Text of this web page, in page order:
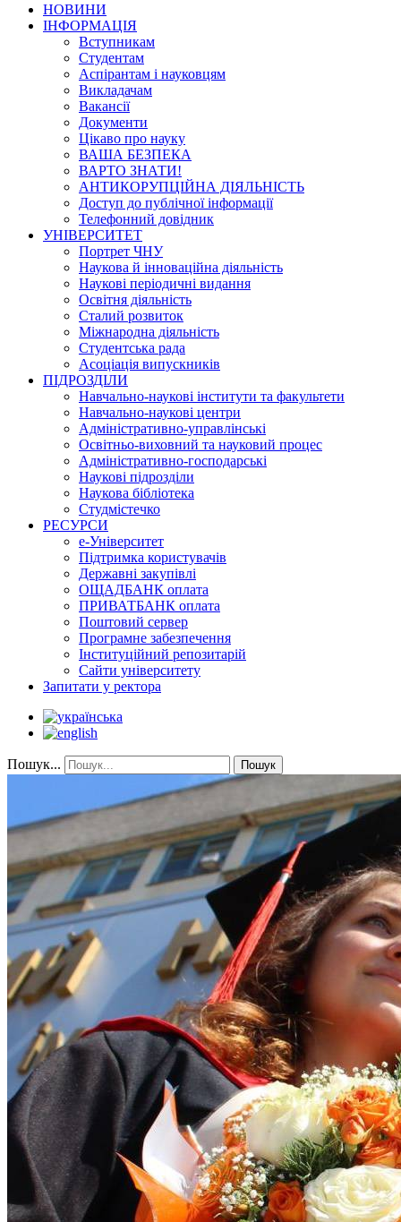
НОВИНИ
ІНФОРМАЦІЯ
Вступникам
Студентам
Аспірантам і науковцям
Викладачам
Вакансії
Документи
Цікаво про науку
ВАША БЕЗПЕКА
ВАРТО ЗНАТИ!
АНТИКОРУПЦІЙНА ДІЯЛЬНІСТЬ
Доступ до публічної інформації
Телефонний довідник
УНІВЕРСИТЕТ
Портрет ЧНУ
Наукова й інноваційна діяльність
Наукові періодичні видання
Освітня діяльність
Сталий розвиток
Міжнародна діяльність
Студентська рада
Асоціація випускників
ПІДРОЗДІЛИ
Навчально-наукові інститути та факультети
Навчально-наукові центри
Адміністративно-управлінські
Освітньо-виховний та науковий процес
Адміністративно-господарські
Наукові підрозділи
Наукова бібліотека
Студмістечко
РЕСУРСИ
е-Університет
Підтримка користувачів
Державні закупівлі
ОЩАДБАНК оплата
ПРИВАТБАНК оплата
Поштовий сервер
Програмне забезпечення
Інституційний репозитарій
Сайти університету
Запитати у ректора
Пошук... Пошук